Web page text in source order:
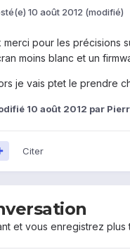
10 août 2012 (modifié)
merci pour les précisions
moins blanc et un
je vais ptet le prendre
10 août 2012 par
Citer
et vous enregistrez plus